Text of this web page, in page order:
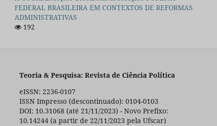
FEDERAL BRASILEIRA EM CONTEXTOS DE REFORMAS
ADMINISTRATIVAS
192
Teoria & Pesquisa: Revista de Ciência Política
eISSN: 2236-0107
ISSN Impresso (descontinuado): 0104-0103
DOI: 10.31068 (até 21/11/2023) - Novo Prefixo:
10.14244 (a partir de 22/11/2023 pela Ufscar)